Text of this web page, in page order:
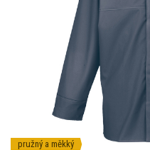
pružný a měkký